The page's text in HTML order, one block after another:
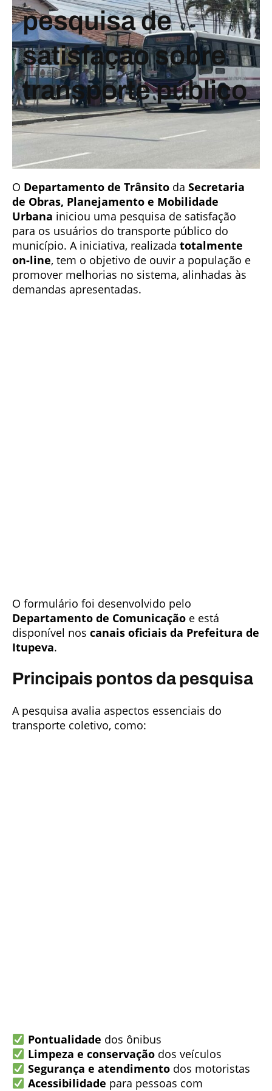
pesquisa de
satisfação sobre
transporte público
O Departamento de Trânsito da Secretaria
de Obras, Planejamento e Mobilidade
Urbana iniciou uma pesquisa de satisfação
para os usuários do transporte público do
município. A iniciativa, realizada totalmente
on-line, tem o objetivo de ouvir a população e
promover melhorias no sistema, alinhadas às
demandas apresentadas.
O formulário foi desenvolvido pelo
Departamento de Comunicação e está
disponível nos canais oficiais da Prefeitura de
Itupeva.
Principais pontos da pesquisa
A pesquisa avalia aspectos essenciais do
transporte coletivo, como:
Pontualidade dos ônibus
Limpeza e conservaçãodos veículos
Segurança e atendimentodos motoristas
Acessibilidade para pessoas com